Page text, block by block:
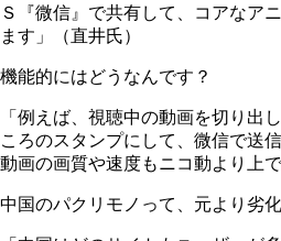
Ｓ『微信』で共有して、コアなア
ます」（直井氏）
機能的にはどうなんです？
「例えば、視聴中の動画を切り出
ころのスタンプにして、微信で送
動画の画質や速度もニコ動より上
中国のパクリモノって、元より劣